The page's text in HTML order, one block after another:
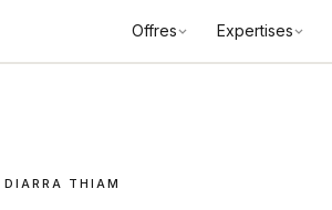
Offres Expertises
DIARRA THIAM